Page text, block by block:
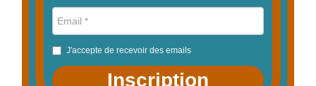
J'accepte de recevoir des emails
Inscription